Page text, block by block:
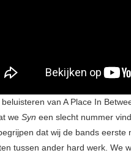
beluisteren van A Place In
we Syn een slecht nummer
dat wij de bands
tussen ander hard werk. We